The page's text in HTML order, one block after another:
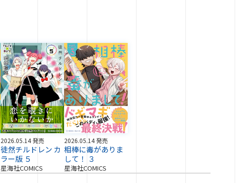
2026.05.14 発売
徒然チルドレン カ
ラー版 ５
星海社COMICS
2026.05.14 発売
相棒に毒がありま
して！ ３
星海社COMICS